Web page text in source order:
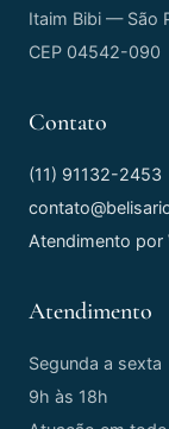
Itaim Bibi — São
CEP 04542-090
Contato
(11) 91132-2453
Atendimento por
Atendimento
Segunda a sexta
9h às 18h